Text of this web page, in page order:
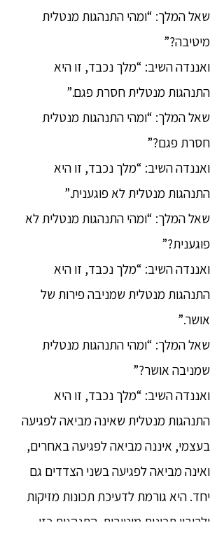
שאל המלך: “ומהי התנהגות מנטלית
מיטיבה?”
ואננדה השיב: “מלך נכבד, זו היא
התנהגות מנטלית חסרת פגם.”
שאל המלך: “ומהי התנהגות מנטלית
חסרת פגם?”
ואננדה השיב: “מלך נכבד, זו היא
התנהגות מנטלית לא פוגענית.”
שאל המלך: “ומהי התנהגות מנטלית לא
פוגענית?”
ואננדה השיב: “מלך נכבד, זו היא
התנהגות מנטלית שמניבה פירות של
אושר.”
שאל המלך: “ומהי התנהגות מנטלית
שמניבה אושר?”
ואננדה השיב: “מלך נכבד, זו היא
התנהגות מנטלית שאינה מביאה לפגיעה
בעצמי, איננה מביאה לפגיעה באחרים,
ואינה מביאה לפגיעה בשני הצדדים גם
יחד. היא גורמת לדעיכת תכונות מזיקות
ולריבוי תכונות מיטיבות. התנהגות כזו,